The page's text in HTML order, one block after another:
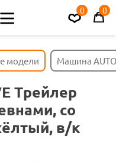
0 0
модели Машина
Трейлер
со
в/к